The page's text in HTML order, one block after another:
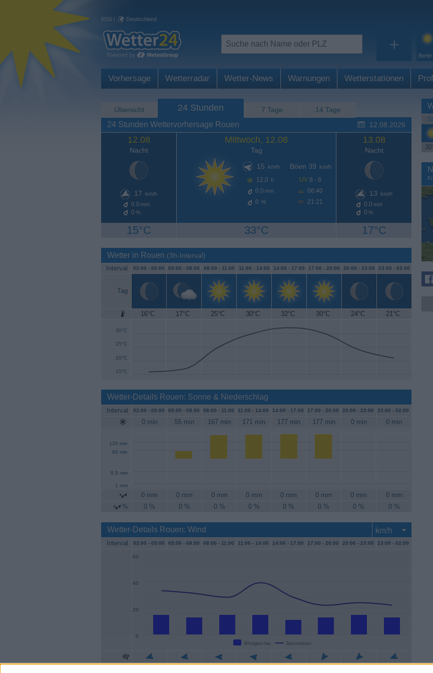
RSS | Deutschland
+
Berlin
Vorhersage Wetterradar Wetter-News Warnungen Wetterstationen
Übersicht 24 Stunden 7 Tage 14 Tage
24 Stunden Wettervorhersage Rouen 12.08.2026
12.08
Nacht
17 km/h
0.0 mm
0 %
15°C
Mittwoch, 12.08
Tag
15
km/h
12,0 h
0.0 mm
0 %
Böen 39 km/h
UV 8 - 8
06:40
21:21
33°C
13.08
Nacht
13 km/h
0.0 mm
0 %
17°C
Wetter in Rouen (3h-Interval)
Interval 02:00 - 05:00 05:00 - 08:00 08:00 - 11:00 11:00 - 14:00 14:00 - 17:00 17:00 - 20:00 20:00 - 23:00 23:00 - 02:00
Tag
16°C 17°C 25°C 30°C 32°C 30°C 24°C 21°C
15°C
20°C
25°C
30°C
35°C
Wetter-Details Rouen: Sonne & Niederschlag
Interval 02:00 - 05:00 05:00 - 08:00 08:00 - 11:00 11:00 - 14:00 14:00 - 17:00 17:00 - 20:00 20:00 - 23:00 23:00 - 02:00
0 min 55 min 167 min 171 min 177 min 177 min 0 min 0 min
60 min
120 min
0.5 mm
1 mm
0 mm 0 mm 0 mm 0 mm 0 mm 0 mm 0 mm
0 mm
%
0 % 0 % 0 % 0 % 0 % 0 % 0 % 0 %
Wetter-Details Rouen: Wind
Interval 02:00 - 05:00 05:00 - 08:00 08:00 - 11:00 11:00 - 14:00 14:00 - 17:00 17:00 - 20:00 20:00 - 23:00 23:00 - 02:00
Windgeschw. Spitzenböen
0
20
40
60